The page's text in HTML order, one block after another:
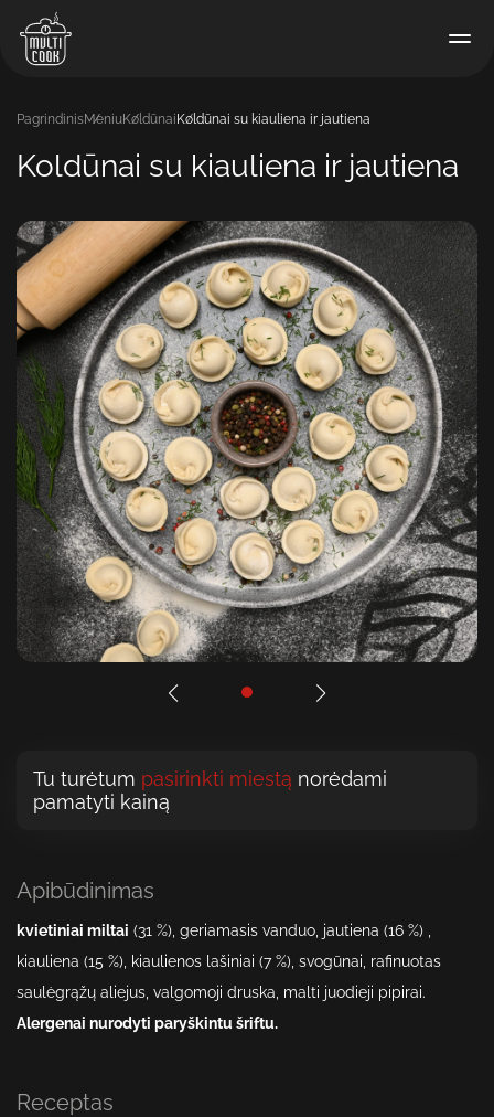
PagrindinisMeniuKoldūnai Koldūnai su kiauliena ir jautiena
Koldūnai su kiauliena ir jautiena
Tu turėtum pasirinkti miestą norėdami
pamatyti kainą
Apibūdinimas
kvietiniai miltai (31 %), geriamasis vanduo, jautiena (16 %) ,
kiauliena (15 %), kiaulienos lašiniai (7 %), svogūnai rafinuotas
saulėgrąžų aliejus, valgomoji druska, malti juodieji pipirai.
Alergenai nurodyti paryškintu šriftu.
Receptas